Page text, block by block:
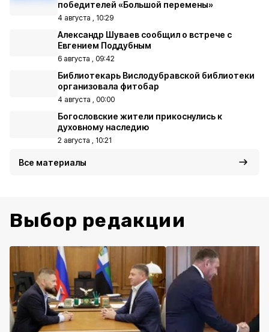
победителей «Большой перемены»
4 августа , 10:29
Александр Шуваев сообщил о встрече с
Евгением Поддубным
6 августа , 09:42
Библиотекарь Вислодубравской библиотеки
организовала фитобар
4 августа , 00:00
Богословские жители прикоснулись к
духовному наследию
2 августа , 10:21
Все материалы
Выбор редакции